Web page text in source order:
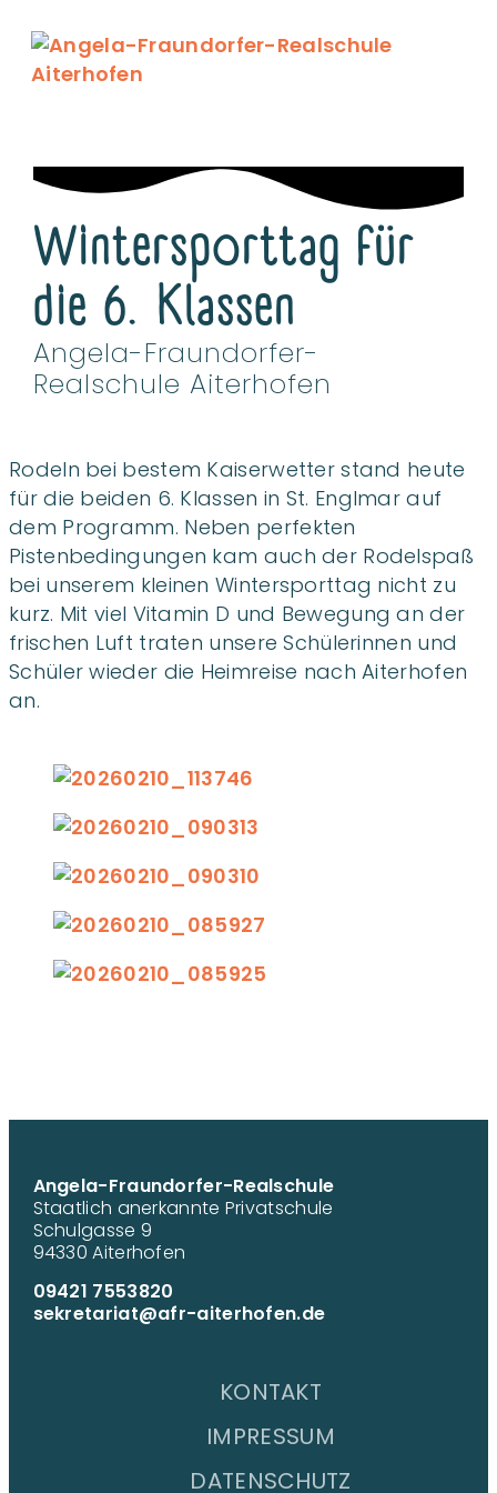
Wintersporttag für
die 6. Klassen
Angela-Fraundorfer-
Realschule Aiterhofen
Rodeln bei bestem Kaiserwetter stand heute
für die beiden 6. Klassen in St. Englmar auf
dem Programm. Neben perfekten
Pistenbedingungen kam auch der Rodelspaß
bei unserem kleinen Wintersporttag nicht zu
kurz. Mit viel Vitamin D und Bewegung an der
frischen Luft traten unsere Schülerinnen und
Schüler wieder die Heimreise nach Aiterhofen
an.
Angela-Fraundorfer-Realschule
Staatlich anerkannte Privatschule
Schulgasse 9
94330 Aiterhofen
09421 7553820
sekretariat@afr-aiterhofen.de
KONTAKT
IMPRESSUM
DATENSCHUTZ